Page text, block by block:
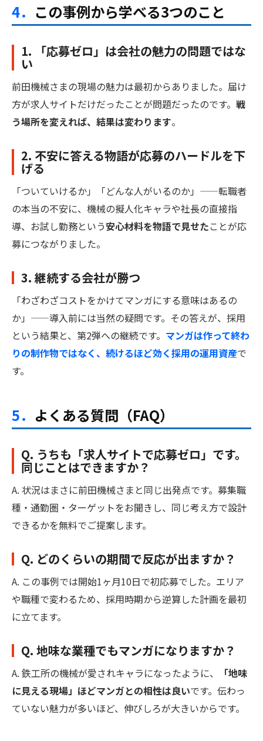
4． この事例から学べる3つのこと
1. 「応募ゼロ」は会社の魅力の問題ではな
い
前田機械さまの現場の魅力は最初からありました。届け
方が求人サイトだけだったことが問題だったのです。 戦
う場所を変えれば、結果は変わります。
2. 不安に答える物語が応募のハードルを下
げる
「ついていけるか」「どんな人がいるのか」——転職者
の本当の不安に、機械の擬人化キャラや社長の直接指
導、お試し勤務という安心材料を物語で見せたことが応
募につながりました。
3. 継続する会社が勝つ
「わざわざコストをかけてマンガにする意味はあるの
か」——導入前には当然の疑問です。その答えが、採用
という結果と、第2弾への継続です。 マンガは作って終わ
りの制作物ではなく、続けるほど効く採用の運用資産で
す。
5． よくある質問（FAQ）
Q. うちも「求人サイトで応募ゼロ」です。
同じことはできますか？
A. 状況はまさに前田機械さまと同じ出発点です。募集職
種・通勤圏・ターゲットをお聞きし、同じ考え方で設計
できるかを無料でご提案します。
Q. どのくらいの期間で反応が出ますか？
A. この事例では開始1ヶ月10日で初応募でした。エリア
や職種で変わるため、採用時期から逆算した計画を最初
に立てます。
Q. 地味な業種でもマンガになりますか？
A. 鉄工所の機械が愛されキャラになったように、
「地味
に見える現場」ほどマンガとの相性は良いです。伝わっ
ていない魅力が多いほど、伸びしろが大きいからです。